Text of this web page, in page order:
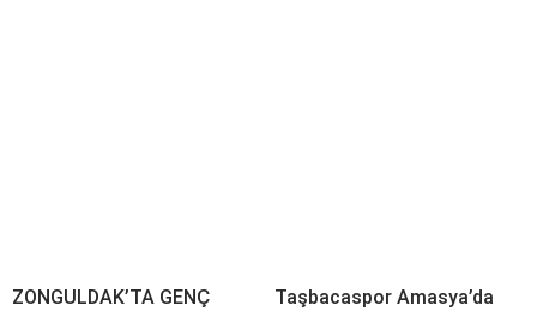
ZONGULDAK’TA GENÇ
Taşbacaspor Amasya’da